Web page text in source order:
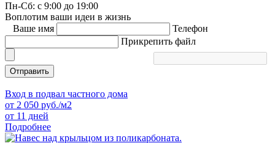
Пн-Сб: с 9:00 до 19:00
Воплотим ваши идеи в жизнь
Ваше имя
Телефон
Прикрепить файл
Отправить
Вход в подвал частного дома
от 2 050 руб./м2
от 11 дней
Подробнее